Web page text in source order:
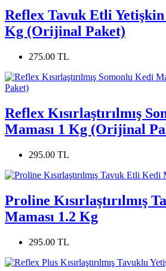
Reflex Tavuk Etli Yetişkin
Kg (Orijinal Paket)
275.00 TL
Reflex Kısırlaştırılmış
Maması 1 Kg (Orijinal
295.00 TL
Proline Kısırlaştırılmış
Maması 1.2 Kg
295.00 TL